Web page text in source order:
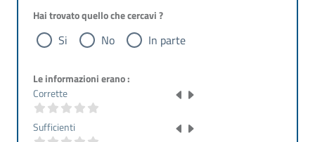
Hai trovato quello che cercavi ?
Si No In parte
Le informazioni erano :
Corrette
Sufficienti